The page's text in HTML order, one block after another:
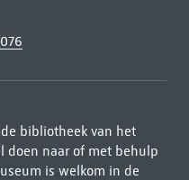
bibliotheek van het
doen naar of met behulp
is welkom in de